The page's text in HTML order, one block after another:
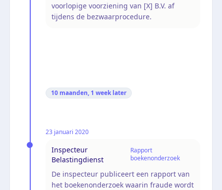
voorlopige voorziening van [X] B.V. af
tijdens de bezwaarprocedure.
10 maanden, 1 week later
23 januari 2020
Inspecteur
Belastingdienst
Rapport
boekenonderzoek
De inspecteur publiceert een rapport van
het boekenonderzoek waarin fraude wordt